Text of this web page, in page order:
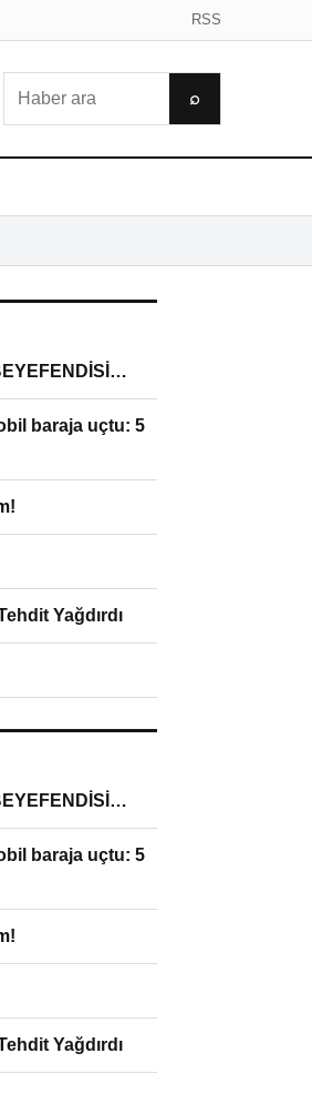
RSS
⌕
baraja uçtu: 5
Yağdırdı
baraja uçtu: 5
Yağdırdı